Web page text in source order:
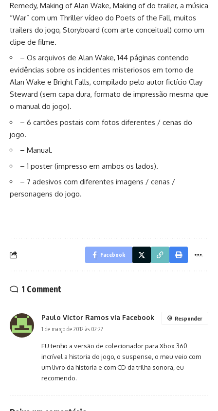
Remedy, Making of Alan Wake, Making of do trailer, a música
“War” com um Thriller vídeo do Poets of the Fall, muitos
trailers do jogo, Storyboard (com arte conceitual) como um
clipe de filme.
– Os arquivos de Alan Wake, 144 páginas contendo
evidências sobre os incidentes misteriosos em torno de
Alan Wake e Bright Falls, compilado pelo autor fictício Clay
Steward (sem capa dura, formato de impressão mesma que
o manual do jogo).
– 6 cartões postais com fotos diferentes / cenas do
jogo.
– Manual.
– 1 poster (impresso em ambos os lados).
– 7 adesivos com diferentes imagens / cenas /
personagens do jogo.
Facebook
1 Comment
Paulo Victor Ramos via Facebook
1 de março de 2012 às 02:22
EU tenho a versão de colecionador para Xbox 360
incrível a historia do jogo, o suspense, o meu veio com
um livro da historia e com CD da trilha sonora, eu
recomendo.
Responder